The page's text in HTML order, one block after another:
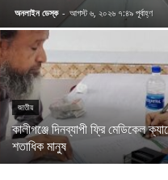
অনলাইন ডেস্ক - আগস্ট ৬, ২০২৬ ৭:৪৯ পূর্বাহ্ণ
জাতীয়
কালীগঞ্জে দিনব্যাপী ফ্রি মেডিকেল
শতাধিক মানুষ